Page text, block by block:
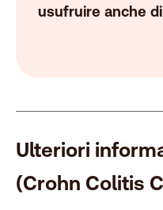
usufruire anche
Ulteriori
(Crohn Colitis